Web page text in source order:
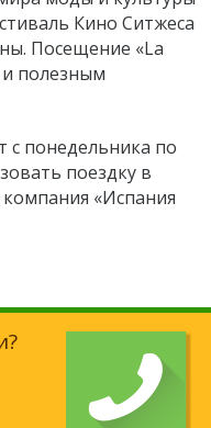
Кино Ситжеса
Посещение «La
и полезным
с понедельника по
поездку в
«Испания